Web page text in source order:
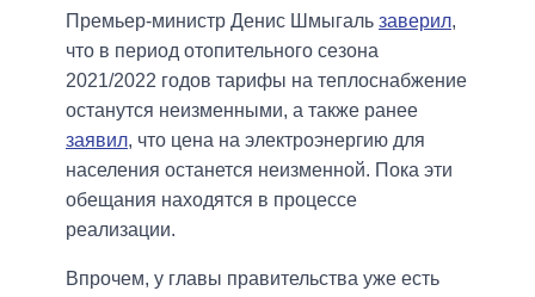
Премьер-министр Денис Шмыгаль заверил,
что в период отопительного сезона
2021/2022 годов тарифы на теплоснабжение
останутся неизменными, а также ранее
заявил, что цена на электроэнергию для
населения останется неизменной. Пока эти
обещания находятся в процессе
реализации.
Впрочем, у главы правительства уже есть